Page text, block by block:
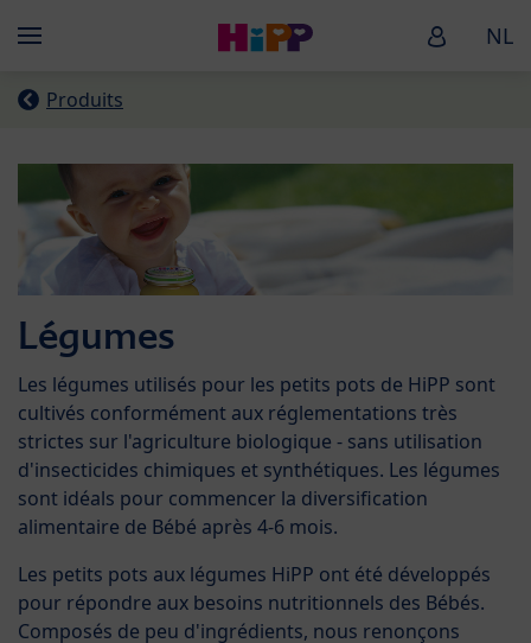
Menü HiPP NL
Produits
Légumes
Les légumes utilisés pour les petits pots de HiPP sont
cultivés conformément aux réglementations très
strictes sur l'agriculture biologique - sans utilisation
d'insecticides chimiques et synthétiques. Les légumes
sont idéals pour commencer la diversification
alimentaire de Bébé après 4-6 mois.
Les petits pots aux légumes HiPP ont été développés
pour répondre aux besoins nutritionnels des Bébés.
Composés de peu d'ingrédients, nous renonçons